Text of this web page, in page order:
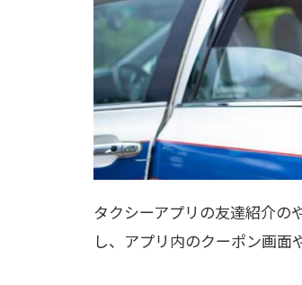
タクシーアプリの友達紹介の
し、アプリ内のクーポン画面